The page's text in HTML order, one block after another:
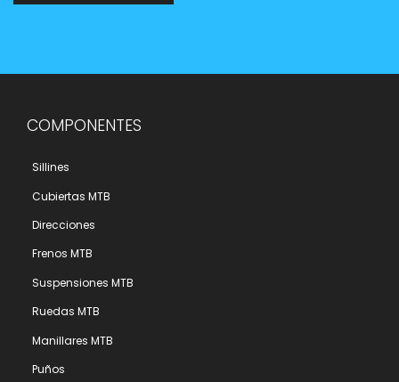
COMPONENTES
Sillines
Cubiertas MTB
Direcciones
Frenos MTB
Suspensiones MTB
Ruedas MTB
Manillares MTB
Puños